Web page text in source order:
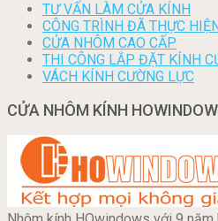
TƯ VẤN LÀM CỬA KÍNH
CÔNG TRÌNH ĐÃ THỰC HIỆN
CỬA NHÔM CAO CẤP
THI CÔNG LẮP ĐẶT KÍNH
VÁCH KÍNH CƯỜNG LỰC
CỬA NHÔM KÍNH